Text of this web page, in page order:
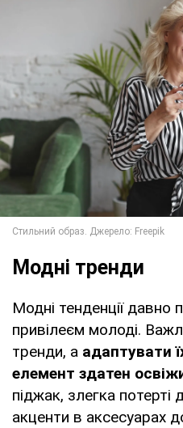
Модні тренди
Модні тенденції давно
привілеєм молоді.
тренди, а адаптувати
елемент здатен
піджак, злегка потерті
акценти в аксесуарах